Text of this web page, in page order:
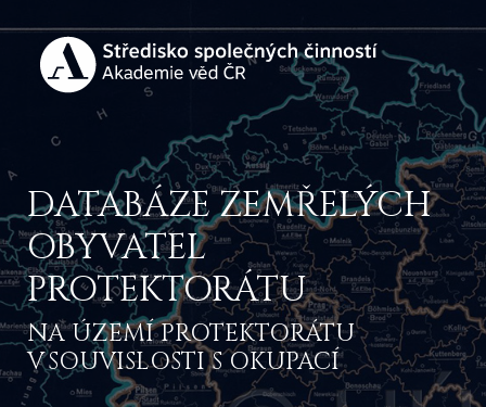
DATABÁZE ZEMŘELÝCH
OBYVATEL
PROTEKTORÁTU
NA ÚZEMÍ PROTEKTORÁTU
V SOUVISLOSTI S OKUPACÍ